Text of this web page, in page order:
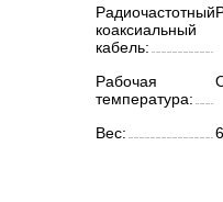
Радиочастотный
коаксиальный
кабель:
Рабочая
температура:
Вес: